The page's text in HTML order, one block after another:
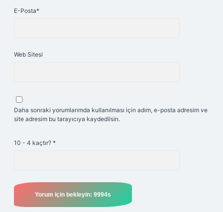
E-Posta*
Web Sitesi
Daha sonraki yorumlarımda kullanılması için adım, e-posta adresim ve
site adresim bu tarayıcıya kaydedilsin.
10 - 4 kaçtır? *